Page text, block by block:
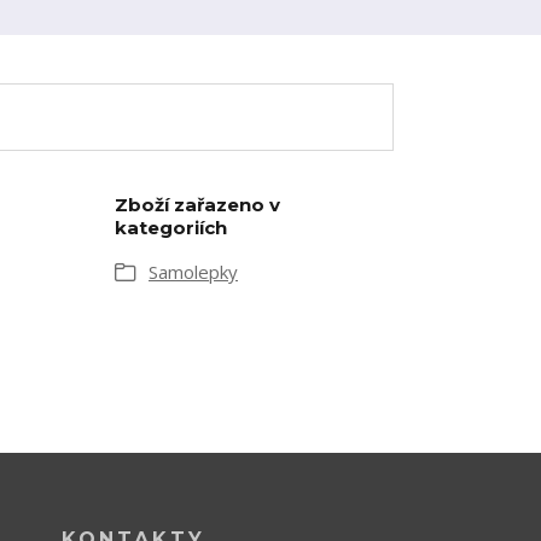
Zboží zařazeno v
kategoriích
Samolepky